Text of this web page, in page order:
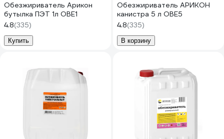
Обезжириватель Арикон
бутылка ПЭТ 1л OBE1
4.8(335)
Купить
Обезжириватель АРИКОН
канистра 5 л OBE5
4.8(335)
В корзину